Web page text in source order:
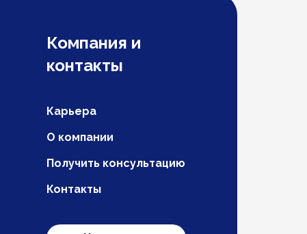
Компания и
контакты
Карьера
О компании
Получить консультацию
Контакты